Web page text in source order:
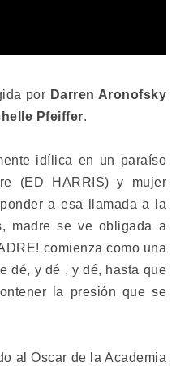
por Darren Aronofsky
Pfeiffer.
idílica en un paraíso
(ED HARRIS) y mujer
a esa llamada a la
madre se ve obligada a
comienza como una
dé, y dé , y dé, hasta que
la presión que se
al Oscar de la Academia